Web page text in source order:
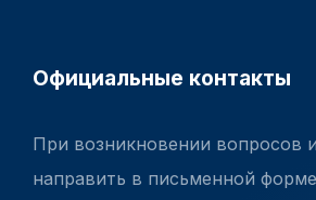
Официальные контакты
При возникновении вопросов
направить в письменной